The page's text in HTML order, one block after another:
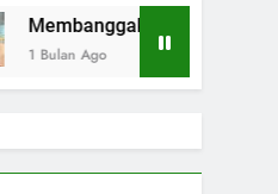
Siswa MIN 3 Kota